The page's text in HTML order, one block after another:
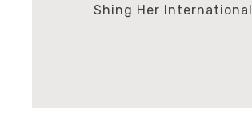
Shing Her International